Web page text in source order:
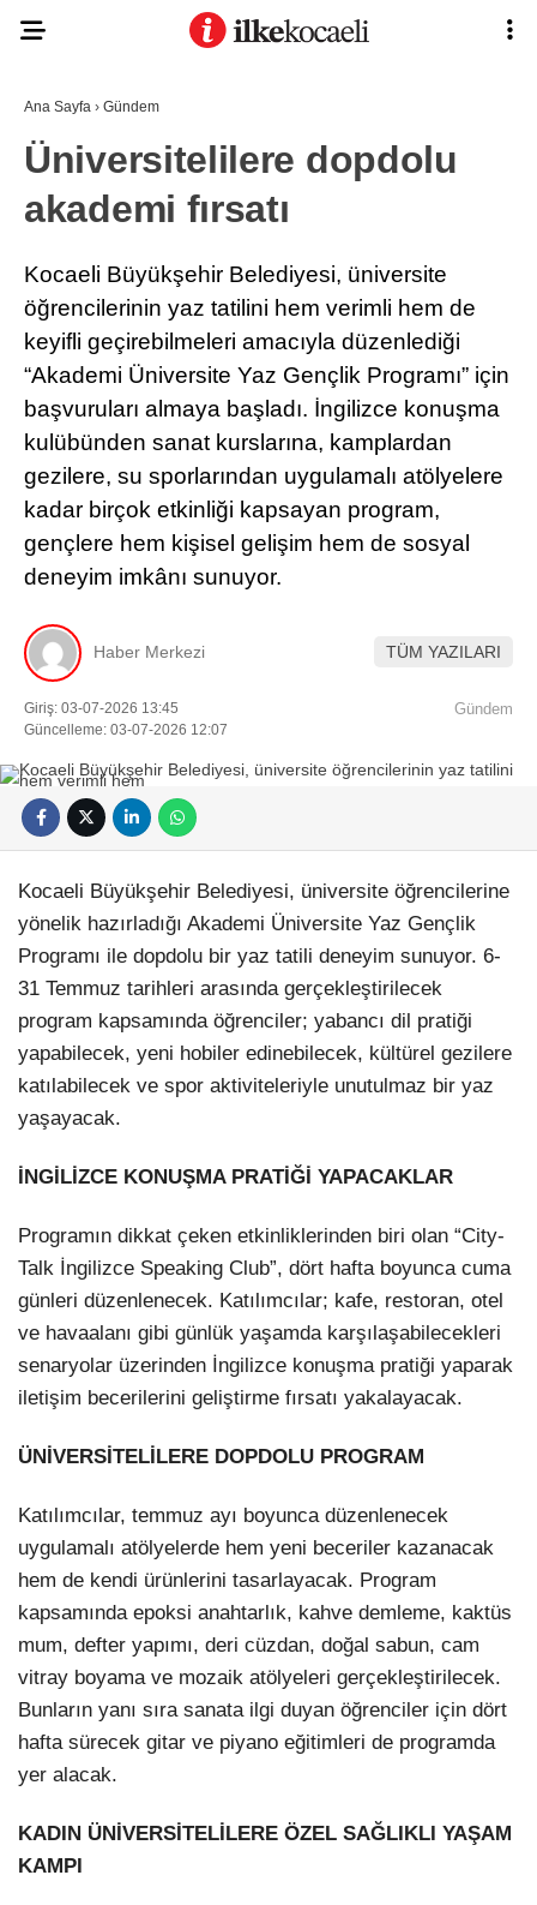
Ana Sayfa › Gündem
Üniversitelilere dopdolu
akademi fırsatı
Kocaeli Büyükşehir Belediyesi, üniversite
öğrencilerinin yaz tatilini hem verimli hem de
keyifli geçirebilmeleri amacıyla düzenlediği
“Akademi Üniversite Yaz Gençlik Programı” için
başvuruları almaya başladı. İngilizce konuşma
kulübünden sanat kurslarına, kamplardan
gezilere, su sporlarından uygulamalı atölyelere
kadar birçok etkinliği kapsayan program,
gençlere hem kişisel gelişim hem de sosyal
deneyim imkânı sunuyor.
Haber Merkezi TÜM YAZILARI
Giriş: 03-07-2026 13:45
Güncelleme: 03-07-2026 12:07
Gündem
Kocaeli Büyükşehir Belediyesi, üniversite öğrencilerine
yönelik hazırladığı Akademi Üniversite Yaz Gençlik
Programı ile dopdolu bir yaz tatili deneyim sunuyor. 6-
31 Temmuz tarihleri arasında gerçekleştirilecek
program kapsamında öğrenciler; yabancı dil pratiği
yapabilecek, yeni hobiler edinebilecek, kültürel gezilere
katılabilecek ve spor aktiviteleriyle unutulmaz bir yaz
yaşayacak.
İNGİLİZCE KONUŞMA PRATİĞİ YAPACAKLAR
Programın dikkat çeken etkinliklerinden biri olan “City-
Talk İngilizce Speaking Club”, dört hafta boyunca cuma
günleri düzenlenecek. Katılımcılar; kafe, restoran, otel
ve havaalanı gibi günlük yaşamda karşılaşabilecekleri
senaryolar üzerinden İngilizce konuşma pratiği yaparak
iletişim becerilerini geliştirme fırsatı yakalayacak.
ÜNİVERSİTELİLERE DOPDOLU PROGRAM
Katılımcılar, temmuz ayı boyunca düzenlenecek
uygulamalı atölyelerde hem yeni beceriler kazanacak
hem de kendi ürünlerini tasarlayacak. Program
kapsamında epoksi anahtarlık, kahve demleme, kaktüs
mum, defter yapımı, deri cüzdan, doğal sabun, cam
vitray boyama ve mozaik atölyeleri gerçekleştirilecek.
Bunların yanı sıra sanata ilgi duyan öğrenciler için dört
hafta sürecek gitar ve piyano eğitimleri de programda
yer alacak.
KADIN ÜNİVERSİTELİLERE ÖZEL SAĞLIKLI YAŞAM
KAMPI